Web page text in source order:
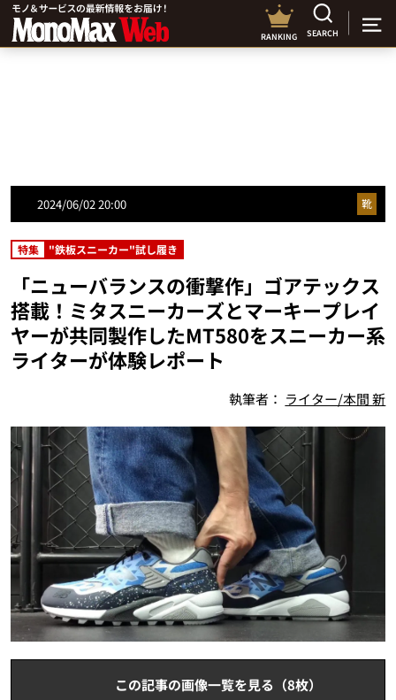
RANKING SEARCH
2024/06/02 20:00 靴
特集 "鉄板スニーカー"試し履き
「ニューバランスの衝撃作」ゴアテックス
搭載！ミタスニーカーズとマーキープレイ
ヤーが共同製作したMT580をスニーカー系
ライターが体験レポート
執筆者： ライター/本間 新
この記事の画像一覧を見る（8枚）